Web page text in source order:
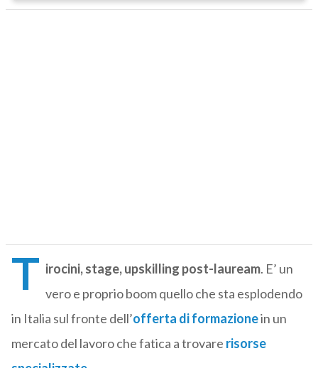
T irocini, stage, upskilling post-lauream. E’ un
vero e proprio boom quello che sta esplodendo
in Italia sul fronte dell’offerta di formazionein un
mercato del lavoro che fatica a trovare risorse